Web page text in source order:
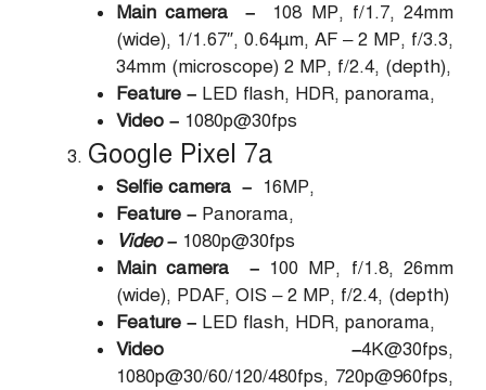
Main camera – 108 MP, f/1.7, 24mm
(wide), 1/1.67″, 0.64µm, AF – 2 MP, f/3.3,
34mm (microscope) 2 MP, f/2.4, (depth),
Feature –LED flash, HDR, panorama,
Video –1080p@30fps
Google Pixel 7a
Selfie camera –16MP,
Feature – Panorama,
Video –1080p@30fps
Main camera –100 MP, f/1.8, 26mm
(wide), PDAF, OIS – 2 MP, f/2.4, (depth)
Feature –LED flash, HDR, panorama,
Video –4K@30fps,
1080p@30/60/120/480fps, 720p@960fps,